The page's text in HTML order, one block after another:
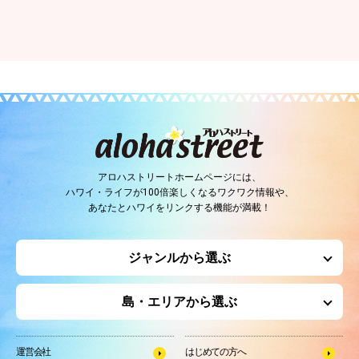
アロハストリートホームページには、
ハワイ・ライフが100倍楽しくなるワクワク情報や、
あなたとハワイをリンクする機能が満載！
ジャンルから選ぶ
島・エリアから選ぶ
運営会社 はじめての方へ